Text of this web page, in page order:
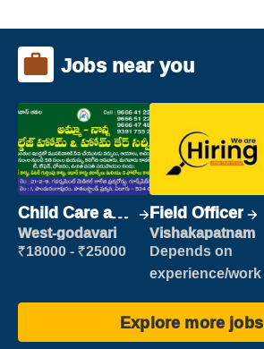
Jobs near you
Child Care and
Patient care
West-godavari
₹18000 - ₹25000
Field Officer
Vishakapatnam
Depends on
experience/work
Explore more jobs